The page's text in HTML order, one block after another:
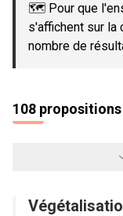
🗺️ Pour que
s'affichent sur la
nombre de
108 propositions